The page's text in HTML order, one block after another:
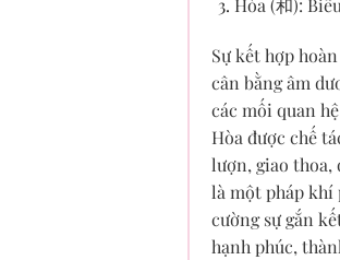
Hòa (和):
Sự kết hợp
cân bằng âm
các mối quan
Hòa được chế
lượn, giao thoa,
là một pháp khí
cường sự gắn
hạnh phúc,